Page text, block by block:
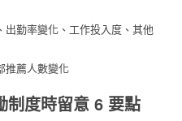
勤率變化、工作投入度、其他
薦人數變化
制度時留意 6 要點